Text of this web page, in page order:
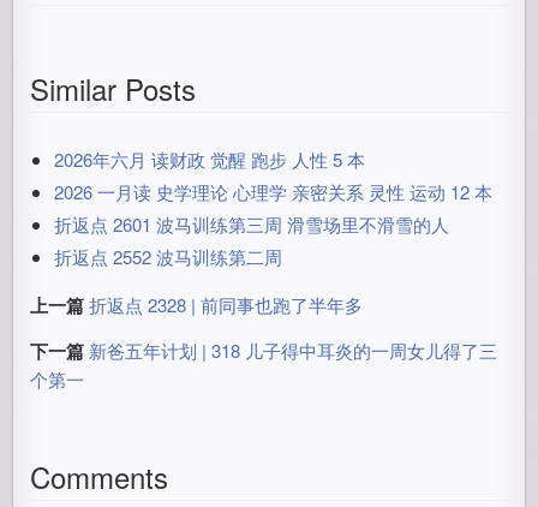
Similar Posts
2026年六月 读财政 觉醒 跑步 人性 5 本
2026 一月读 史学理论 心理学 亲密关系 灵性 运动 12 本
折返点 2601 波马训练第三周 滑雪场里不滑雪的人
折返点 2552 波马训练第二周
上一篇 折返点 2328 | 前同事也跑了半年多
下一篇 新爸五年计划 | 318 儿子得中耳炎的一周女儿得了三
个第一
Comments